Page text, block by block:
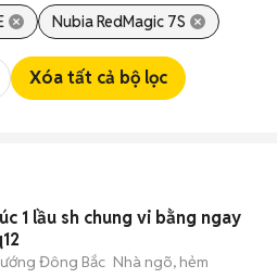
Nubia RedMagic 7S
Xóa tất cả bộ lọc
1 lầu sh chung vi bằng ngay
Đông Bắc Nhà ngõ, hẻm